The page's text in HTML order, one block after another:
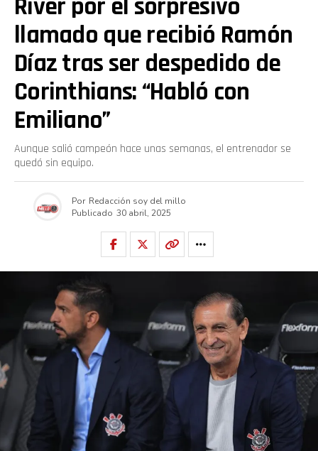
River por el sorpresivo
llamado que recibió Ramón
Díaz tras ser despedido de
Corinthians: “Habló con
Emiliano”
Aunque salió campeón hace unas semanas, el entrenador se
quedó sin equipo.
Por Redacción soy del millo
Publicado 30 abril, 2025